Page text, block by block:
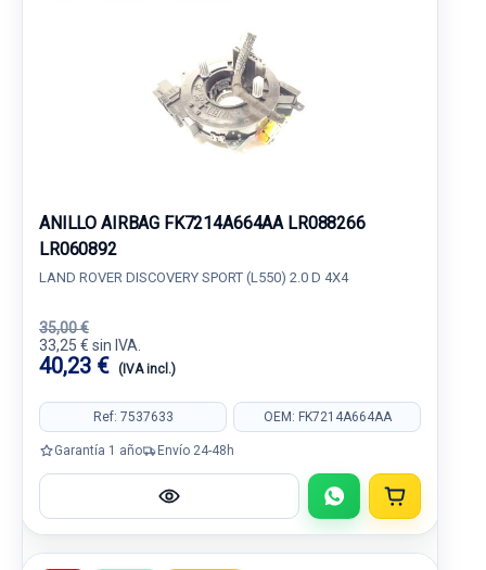
ANILLO AIRBAG FK7214A664AA LR088266
LR060892
LAND ROVER DISCOVERY SPORT (L550) 2.0 D 4X4
35,00 €
33,25 € sin IVA.
40,23 € (IVA incl.)
Ref: 7537633 OEM: FK7214A664AA
Garantía 1 año Envío 24-48h